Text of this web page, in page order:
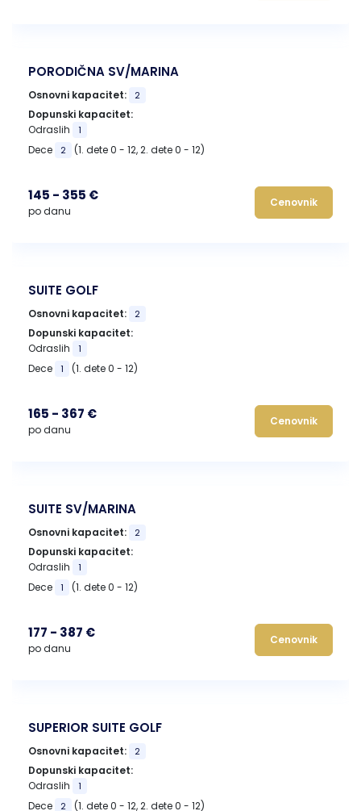
PORODIČNA SV/MARINA
Osnovni kapacitet: 2
Dopunski kapacitet:
Odraslih
1
Dece 2 (1. dete 0 - 12, 2. dete 0 - 12)
145 - 355 €
po danu
Cenovnik
SUITE GOLF
Osnovni kapacitet: 2
Dopunski kapacitet:
Odraslih
1
Dece 1 (1. dete 0 - 12)
165 - 367 €
po danu
Cenovnik
SUITE SV/MARINA
Osnovni kapacitet: 2
Dopunski kapacitet:
Odraslih
1
Dece 1 (1. dete 0 - 12)
177 - 387 €
po danu
Cenovnik
SUPERIOR SUITE GOLF
Osnovni kapacitet: 2
Dopunski kapacitet:
Odraslih
1
Dece 2 (1. dete 0 - 12, 2. dete 0 - 12)